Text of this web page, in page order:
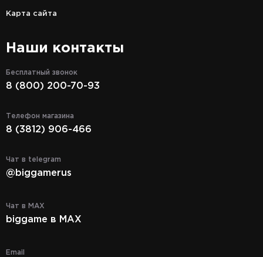
Карта сайта
Наши контакты
Бесплатный звонок
8 (800) 200-70-93
Телефон магазина
8 (3812) 906-466
Чат в telegram
@biggamerus
Чат в MAX
biggame в MAX
Email